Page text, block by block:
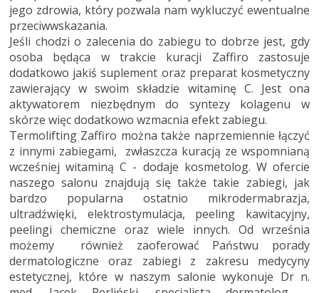
jego zdrowia, który pozwala nam wykluczyć ewentualne
przeciwwskazania.
Jeśli chodzi o zalecenia do zabiegu to dobrze jest, gdy
osoba będąca w trakcie kuracji Zaffiro zastosuje
dodatkowo jakiś suplement oraz preparat kosmetyczny
zawierający w swoim składzie witaminę C. Jest ona
aktywatorem niezbędnym do syntezy kolagenu w
skórze więc dodatkowo wzmacnia efekt zabiegu.
Termolifting Zaffiro można także naprzemiennie łączyć
z innymi zabiegami, zwłaszcza kuracją ze wspomnianą
wcześniej witaminą C - dodaje kosmetolog. W ofercie
naszego salonu znajdują się także takie zabiegi, jak
bardzo popularna ostatnio mikrodermabrazja,
ultradźwięki, elektrostymulacja, peeling kawitacyjny,
peelingi chemiczne oraz wiele innych. Od września
możemy również zaoferować Państwu porady
dermatologiczne oraz zabiegi z zakresu medycyny
estetycznej, które w naszym salonie wykonuje Dr n.